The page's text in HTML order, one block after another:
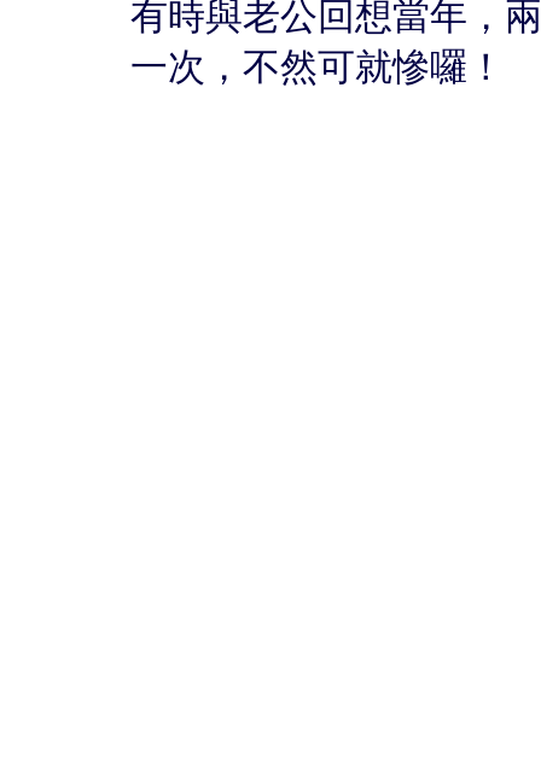
有時與老公回想當年，
一次，不然可就慘囉！